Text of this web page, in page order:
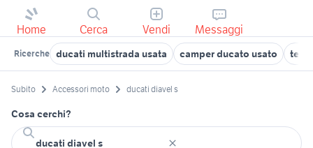
Home Cerca Vendi Messaggi
Ricerche ducati multistrada usata camper ducato usato
Subito Accessori moto ducati diavel s
Cosa cerchi?